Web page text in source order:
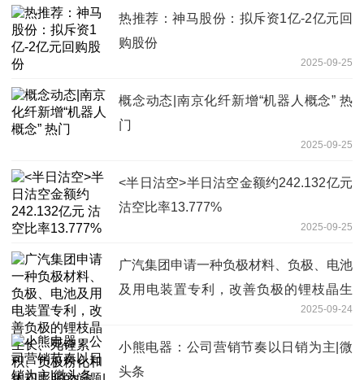
热推荐：神马股份：拟斥资1亿-2亿元回
购股份
2025-09-25
概念动态|南京化纤新增“机器人概念” 热
门
2025-09-25
<半日沽空>半日沽空金额约242.132亿元
沽空比率13.777%
2025-09-25
广汽集团申请一种负极材料、负极、电池
及用电装置专利，改善负极的锂枝晶生
长、死锂累积、负极粉化和体积膨胀的问
题|热消息
2025-09-24
小熊电器：公司营销节奏以日销为主|微
头条